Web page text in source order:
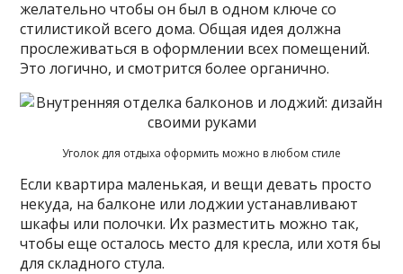
желательно чтобы он был в одном ключе со
стилистикой всего дома. Общая идея должна
прослеживаться в оформлении всех помещений.
Это логично, и смотрится более органично.
Уголок для отдыха оформить можно в любом стиле
Если квартира маленькая, и вещи девать просто
некуда, на балконе или лоджии устанавливают
шкафы или полочки. Их разместить можно так,
чтобы еще осталось место для кресла, или хотя бы
для складного стула.